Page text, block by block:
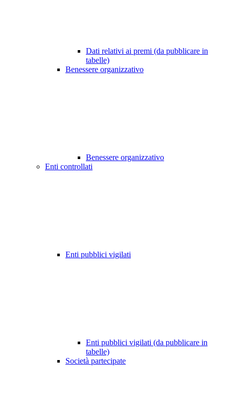
Dati relativi ai premi (da pubblicare in
tabelle)
Benessere organizzativo
Benessere organizzativo
Enti controllati
Enti pubblici vigilati
Enti pubblici vigilati (da pubblicare in
tabelle)
Società partecipate